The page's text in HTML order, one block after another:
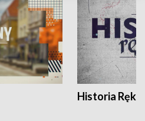
Historia Ręką